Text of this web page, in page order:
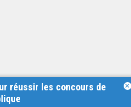
réussir les concours de
×